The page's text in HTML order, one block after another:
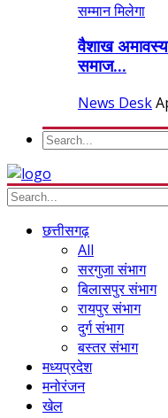
वैशाख
समाज...
News Desk
छत्तीसगढ़
All
सरगुजा संभाग
बिलासपुर संभाग
रायपुर संभाग
दुर्ग संभाग
बस्तर संभाग
मध्यप्रदेश
मनोरंजन
खेल